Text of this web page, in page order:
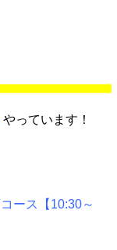
やっています！
ース【10:30～